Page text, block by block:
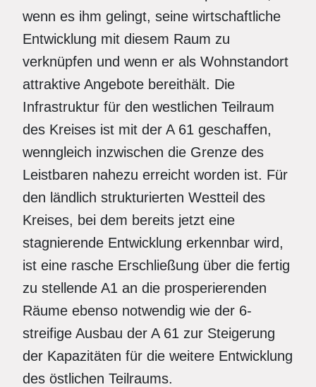
wenn es ihm gelingt, seine wirtschaftliche
Entwicklung mit diesem Raum zu
verknüpfen und wenn er als Wohnstandort
attraktive Angebote bereithält. Die
Infrastruktur für den westlichen Teilraum
des Kreises ist mit der A 61 geschaffen,
wenngleich inzwischen die Grenze des
Leistbaren nahezu erreicht worden ist. Für
den ländlich strukturierten Westteil des
Kreises, bei dem bereits jetzt eine
stagnierende Entwicklung erkennbar wird,
ist eine rasche Erschließung über die fertig
zu stellende A1 an die prosperierenden
Räume ebenso notwendig wie der 6-
streifige Ausbau der A 61 zur Steigerung
der Kapazitäten für die weitere Entwicklung
des östlichen Teilraums.